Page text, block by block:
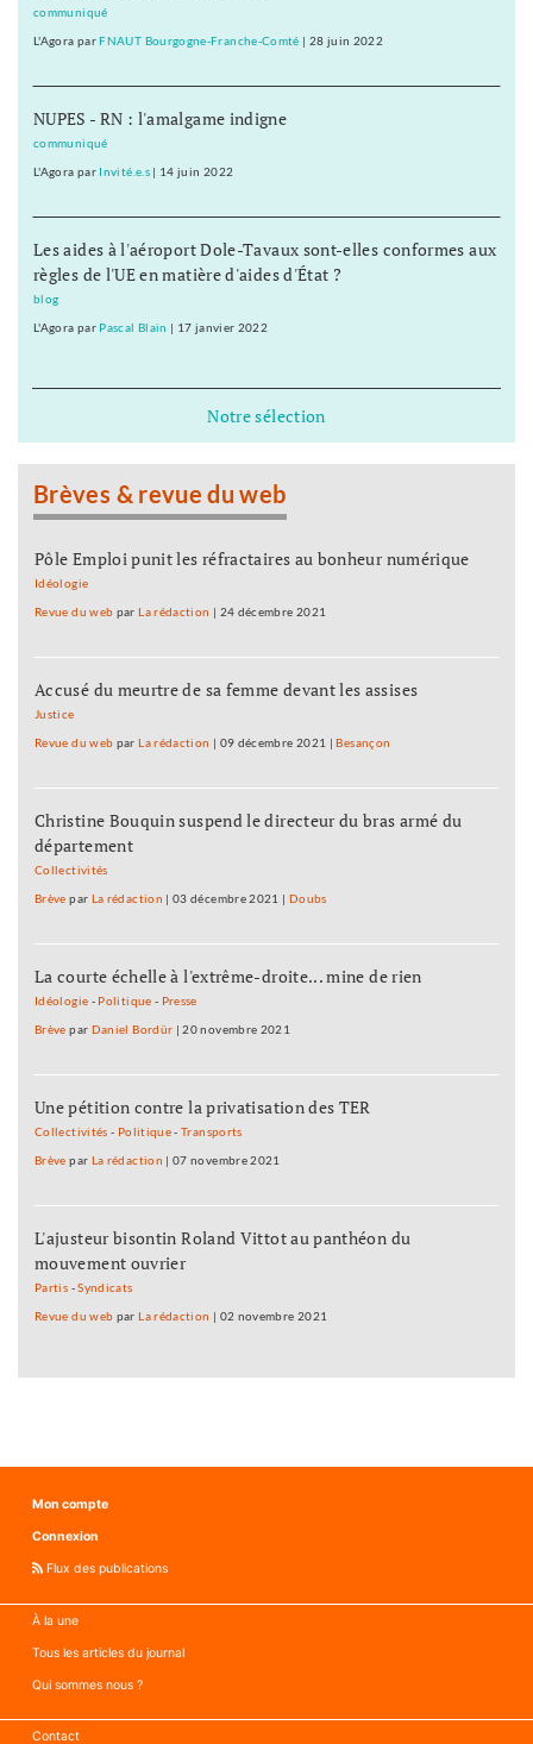
communiqué
L'Agora parFNAUT Bourgogne-Franche-Comté | 28 juin 2022
NUPES - RN : l'amalgame indigne
communiqué
L'Agora par Invité.e.s| 14 juin 2022
Les aides à l'aéroport Dole-Tavaux sont-elles conformes aux
règles de l'UE en matière d'aides d'État ?
blog
L'Agora par Pascal Blain | 17 janvier 2022
Notre sélection
Brèves & revue du web
Pôle Emploi punit les réfractaires au bonheur numérique
Idéologie
Revue du web parLa rédaction | 24 décembre 2021
Accusé du meurtre de sa femme devant les assises
Justice
Revue du web parLa rédaction | 09 décembre 2021 |Besançon
Christine Bouquin suspend le directeur du bras armé du
département
Collectivités
Brève par La rédaction |03 décembre 2021 | Doubs
La courte échelle à l'extrême-droite... mine de rien
Idéologie - Politique - Presse
Brève par Daniel Bordür |20 novembre 2021
Une pétition contre la privatisation des TER
Collectivités - Politique-Transports
Brève par La rédaction |07 novembre 2021
L'ajusteur bisontin Roland Vittot au panthéon du
mouvement ouvrier
Partis -Syndicats
Revue du web parLa rédaction | 02 novembre 2021
Mon compte
Connexion
Flux des publications
À la une
Tous les articles du journal
Qui sommes nous ?
Contact